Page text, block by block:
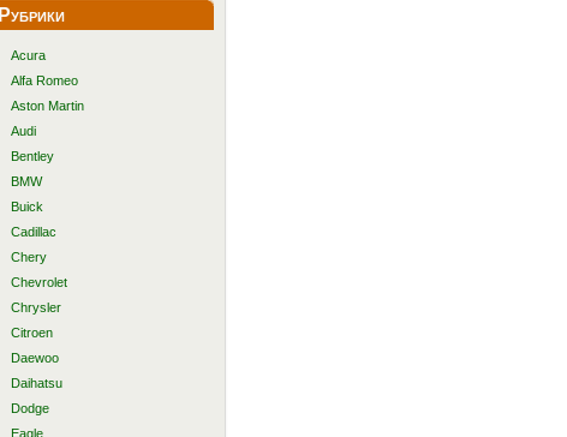
Рубрики
Acura
Alfa Romeo
Aston Martin
Audi
Bentley
BMW
Buick
Cadillac
Chery
Chevrolet
Chrysler
Citroen
Daewoo
Daihatsu
Dodge
Eagle